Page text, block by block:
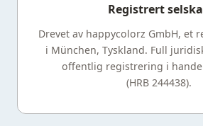
Registrert
Drevet av happycolorz GmbH, et
i München, Tyskland. Full
offentlig registrering i
(HRB 244438).